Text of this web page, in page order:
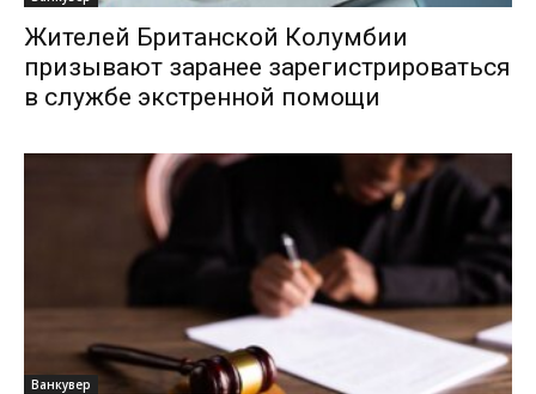
Жителей Британской Колумбии
призывают заранее зарегистрироваться
в службе экстренной помощи
Ванкувер